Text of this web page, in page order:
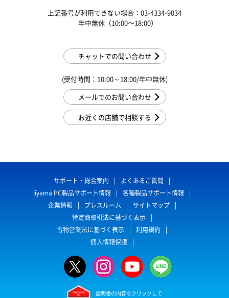
上記番号が利用できない場合：03-4334-9034
年中無休（10:00〜18:00）
チャットでの問い合わせ
(受付時間：10:00～18:00/年中無休)
メールでのお問い合わせ
お近くの店舗で相談する
サポート・総合案内
よくあるご質問
iiyama PC製品サポート情報
各種製品サポート情報
企業情報
プレスルーム
サイトマップ
特定商取引法に基づく表示
古物営業法に基づく表示
利用規約
個人情報保護
証明書の内容をクリックして